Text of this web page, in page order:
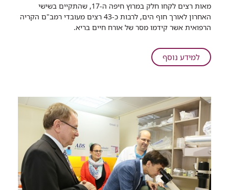
שיתוף
כ-40
מושתלי
עצם
מרמב"ם,
ובני
משפחותיהם
השתתפו
במרוץ
חיפה
מאות רצים לקחו חלק במרוץ חיפה ה-17, שהתקיים בשישי
האחרון לאורך חוף הים, לרבות כ-43 רצים מעובדי רמב"ם הקריה
הרפואית אשר קידמו מסר של אורח חיים בריא. ​
למידע נוסףעל
כ-40
עצם
מרמב"ם,
הצוות
המטפל
ובני
משפחותיהם
השתתפו
במרוץ